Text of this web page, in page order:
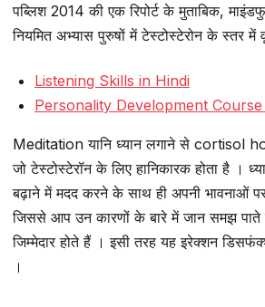
पब्लिश 2014 की एक रिपोर्ट के मुताबिक,
नियमित अभ्यास पुरुषों में टेस्टोस्टेरोन के स्तर में
Listening Skills in Hindi
Personality Development
Meditation यानि ध्यान लगाने से cortisol
जो टेस्टोस्टेरॉन के लिए हानिकारक होता है ।
बढ़ाने में मदद करने के साथ ही अपनी भावनाओं
जिससे आप उन कारणों के बारे में जान समझ पाते
जिम्मेदार होते हैं । इसी तरह यह इरेक्शन
।